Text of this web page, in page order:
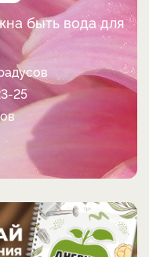
быть вода для
25